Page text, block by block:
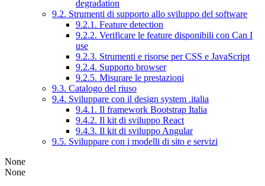
degradation
9.2. Strumenti di supporto allo sviluppo del software
9.2.1. Feature detection
9.2.2. Verificare le feature disponibili con Can I
use
9.2.3. Strumenti e risorse per CSS e JavaScript
9.2.4. Supporto browser
9.2.5. Misurare le prestazioni
9.3. Catalogo del riuso
9.4. Sviluppare con il design system .italia
9.4.1. Il framework Bootstrap Italia
9.4.2. Il kit di sviluppo React
9.4.3. Il kit di sviluppo Angular
9.5. Sviluppare con i modelli di sito e servizi
None
None